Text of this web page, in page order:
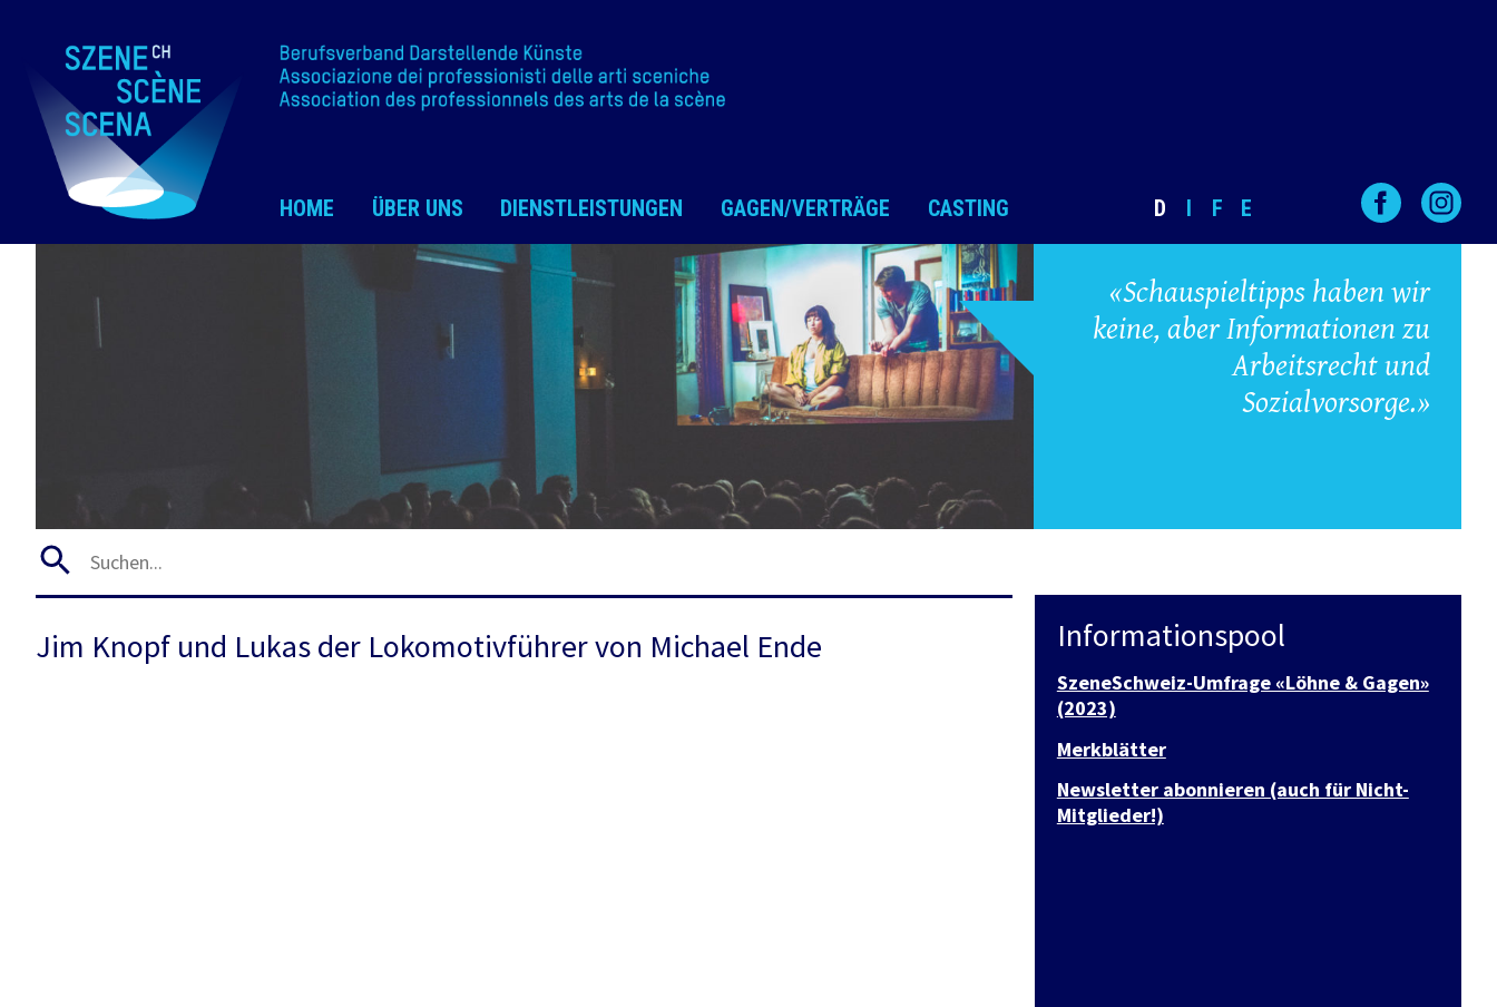
HOME ÜBER UNS DIENSTLEISTUNGEN GAGEN/VERTRÄGE CASTING D I F E
«Schauspieltipps haben wir
keine, aber Informationen zu
Arbeitsrecht und
Sozialvorsorge.»
Jim Knopf und Lukas der Lokomotivführer von Michael Ende Informationspool
SzeneSchweiz-Umfrage «Löhne & Gagen»
(2023)
Merkblätter
Newsletter abonnieren (auch für Nicht-
Mitglieder!)